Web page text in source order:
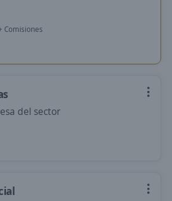
Comisiones
del sector